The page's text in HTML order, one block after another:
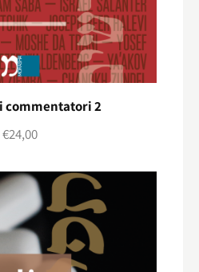
commentatori 2
€24,00